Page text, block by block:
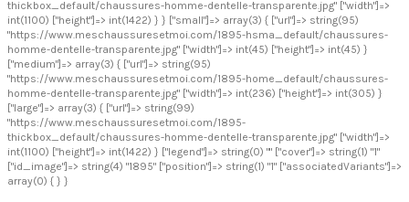
thickbox_default/chaussures-homme-dentelle-transparente.jpg" ["width"]=>
int(1100) ["height"]=> int(1422) } } ["small"]=> array(3) { ["url"]=> string(95)
"https://www.meschaussuresetmoi.com/1895-hsma_default/chaussures-
homme-dentelle-transparente.jpg" ["width"]=> int(45) ["height"]=> int(45) }
["medium"]=> array(3) { ["url"]=> string(95)
"https://www.meschaussuresetmoi.com/1895-home_default/chaussures-
homme-dentelle-transparente.jpg" ["width"]=> int(236) ["height"]=> int(305) }
["large"]=> array(3) { ["url"]=> string(99)
"https://www.meschaussuresetmoi.com/1895-
thickbox_default/chaussures-homme-dentelle-transparente.jpg" ["width"]=>
int(1100) ["height"]=> int(1422) } ["legend"]=> string(0) "" ["cover"]=> string(1) "1"
["id_image"]=> string(4) "1895" ["position"]=> string(1) "1" ["associatedVariants"]=>
array(0) { } }